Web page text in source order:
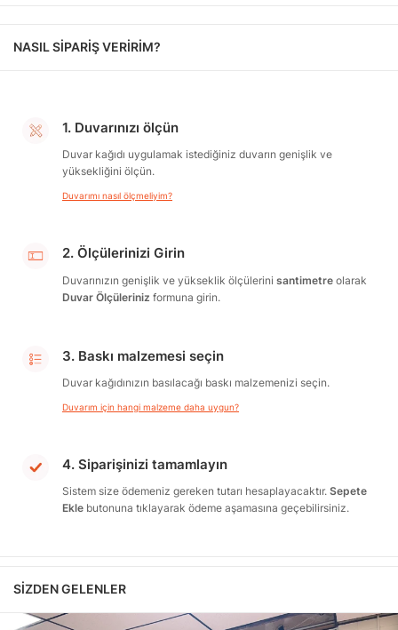
NASIL SİPARİŞ VERİRİM?
1. Duvarınızı ölçün
Duvar kağıdı uygulamak istediğiniz duvarın genişlik ve
yüksekliğini ölçün.
Duvarımı nasıl ölçmeliyim?
2. Ölçülerinizi Girin
Duvarınızın genişlik ve yükseklik ölçülerini santimetre olarak
Duvar Ölçüleriniz formuna girin.
3. Baskı malzemesi seçin
Duvar kağıdınızın basılacağı baskı malzemenizi seçin.
Duvarım için hangi malzeme daha uygun?
4. Siparişinizi tamamlayın
Sistem size ödemeniz gereken tutarı hesaplayacaktır. Sepete
Ekle butonuna tıklayarak ödeme aşamasına geçebilirsiniz.
SIZDEN GELENLER